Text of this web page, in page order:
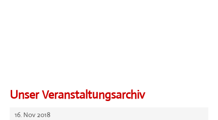
Unser Veranstaltungsarchiv
16. Nov 2018